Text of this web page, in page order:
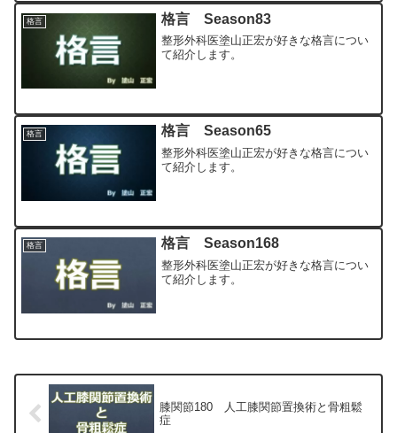
格言 格言 Season83
整形外科医塗山正宏が好きな格言につい
て紹介します。
格言 格言 Season65
整形外科医塗山正宏が好きな格言につい
て紹介します。
格言 格言 Season168
整形外科医塗山正宏が好きな格言につい
て紹介します。
膝関節180 人工膝関節置換術と骨粗鬆
症